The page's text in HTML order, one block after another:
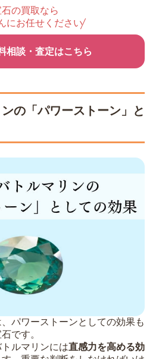
の買取なら
にお任せください
相談・査定はこちら
の「パワーストーン」と
パワーストーンとしての効果も
です。
ルマリンには直感力を高める効